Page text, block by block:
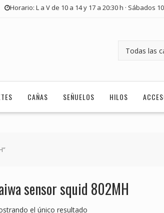
Horario: L a V de 10 a 14 y 17 a 20:30 h · Sábados
CAÑAS SEÑUELOS HILOS
sensor squid 802MH
el único resultado